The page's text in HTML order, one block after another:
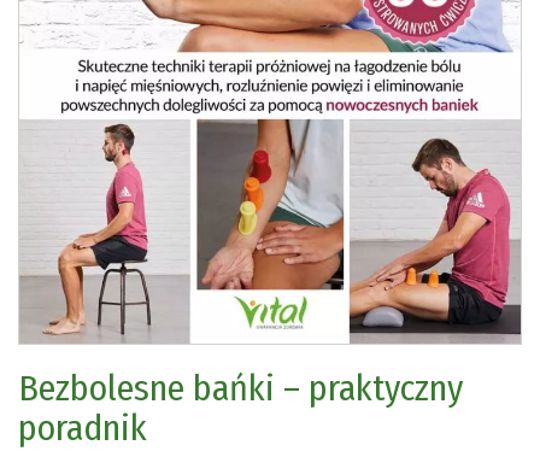
Bezbolesne bańki – praktyczny
poradnik